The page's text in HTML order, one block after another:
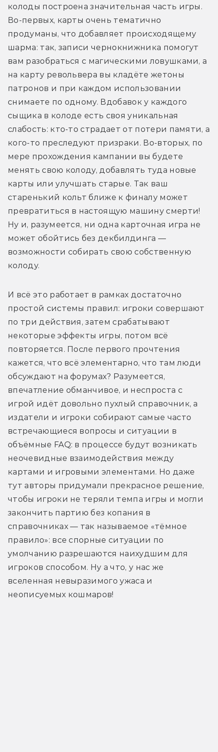
колоды построена значительная часть игры.
Во-первых, карты очень тематично
продуманы, что добавляет происходящему
шарма: так, записи чернокнижника помогут
вам разобраться с магическими ловушками, а
на карту револьвера вы кладёте жетоны
патронов и при каждом использовании
снимаете по одному. Вдобавок у каждого
сыщика в колоде есть своя уникальная
слабость: кто-то страдает от потери памяти, а
кого-то преследуют призраки. Во-вторых, по
мере прохождения кампании вы будете
менять свою колоду, добавлять туда новые
карты или улучшать старые. Так ваш
старенький кольт ближе к финалу может
превратиться в настоящую машину смерти!
Ну и, разумеется, ни одна карточная игра не
может обойтись без декбилдинга —
возможности собирать свою собственную
колоду.
И всё это работает в рамках достаточно
простой системы правил: игроки совершают
по три действия, затем срабатывают
некоторые эффекты игры, потом всё
повторяется. После первого прочтения
кажется, что всё элементарно, что там люди
обсуждают на форумах? Разумеется,
впечатление обманчивое, и неспроста с
игрой идёт довольно пухлый справочник, а
издатели и игроки собирают самые часто
встречающиеся вопросы и ситуации в
объёмные FAQ: в процессе будут возникать
неочевидные взаимодействия между
картами и игровыми элементами. Но даже
тут авторы придумали прекрасное решение,
чтобы игроки не теряли темпа игры и могли
закончить партию без копания в
справочниках — так называемое «тёмное
правило»: все спорные ситуации по
умолчанию разрешаются наихудшим для
игроков способом. Ну а что, у нас же
вселенная невыразимого ужаса и
неописуемых кошмаров!